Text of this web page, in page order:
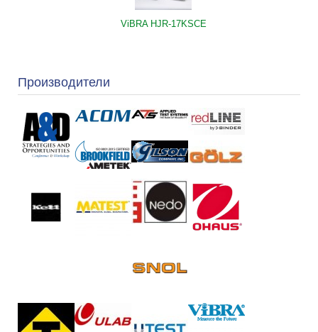
ViBRA HJR-17KSCE
Производители